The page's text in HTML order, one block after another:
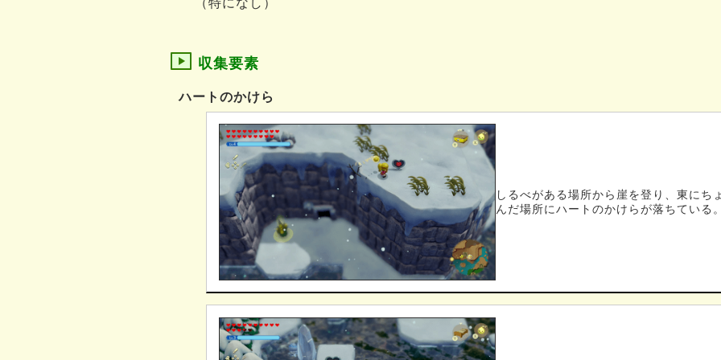
（特になし）
収集要素
ハートのかけら
しるべがある場所から崖を登り、東にち
んだ場所にハートのかけらが落ちている。